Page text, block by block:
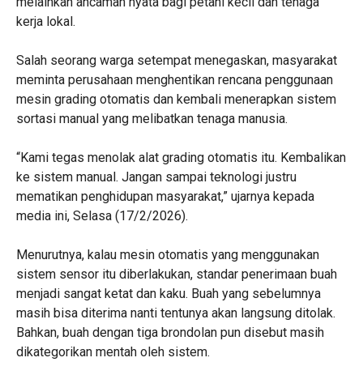
kerja lokal.
Salah seorang warga setempat menegaskan, masyarakat
meminta perusahaan menghentikan rencana penggunaan
mesin grading otomatis dan kembali menerapkan sistem
sortasi manual yang melibatkan tenaga manusia.
“Kami tegas menolak alat grading otomatis itu. Kembalikan
ke sistem manual. Jangan sampai teknologi justru
mematikan penghidupan masyarakat,” ujarnya kepada
media ini, Selasa (17/2/2026).
Menurutnya, kalau mesin otomatis yang menggunakan
sistem sensor itu diberlakukan, standar penerimaan buah
menjadi sangat ketat dan kaku. Buah yang sebelumnya
masih bisa diterima nanti tentunya akan langsung ditolak.
Bahkan, buah dengan tiga brondolan pun disebut masih
dikategorikan mentah oleh sistem.